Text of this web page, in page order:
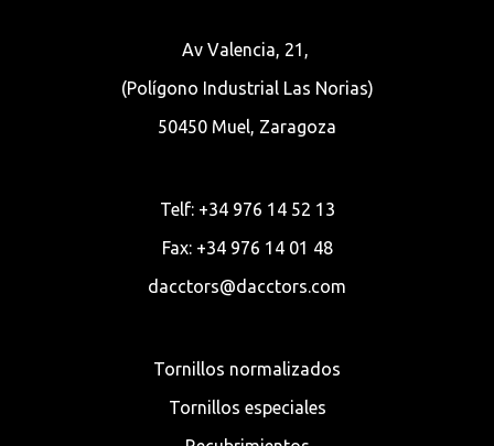
Av Valencia, 21,
(Polígono Industrial Las Norias)
50450 Muel, Zaragoza
Telf: +34 976 14 52 13
Fax: +34 976 14 01 48
dacctors@dacctors.com
Tornillos normalizados
Tornillos especiales